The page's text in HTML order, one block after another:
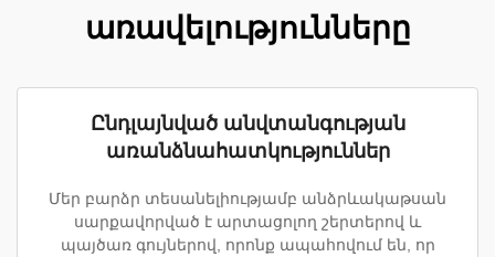
առավելությունները
Ընդլայնված անվտանգության
առանձնահատկություններ
Մեր բարձր տեսանելիությամբ անձրևակաթսան
սարքավորված է արտացոլող շերտերով և
պայծառ գույներով, որոնք ապահովում են, որ